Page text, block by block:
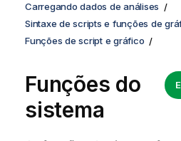
Carregando dados de análises
Sintaxe de scripts e funções de
Funções de script e gráfico
Funções do
sistema